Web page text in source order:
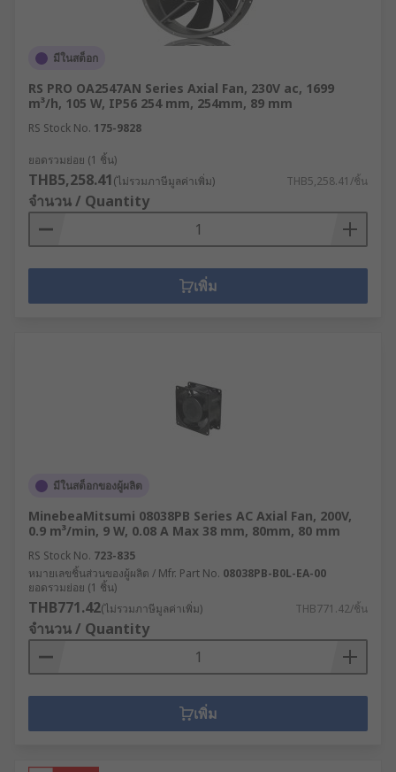
มีในสต็อก
RS PRO OA2547AN Series Axial Fan, 230V ac, 1699
m³/h, 105 W, IP56 254 mm, 254mm, 89 mm
RS Stock No. 175-9828
ยอดรวมย่อย (1 ชิ้น)
THB5,258.41(ไม่รวมภาษีมูลค่าเพิ่ม) THB5,258.41/ชิ้น
จำนวน / Quantity
เพิ่ม
มีในสต็อกของผู้ผลิต
MinebeaMitsumi 08038PB Series AC Axial Fan, 200V,
0.9 m³/min, 9 W, 0.08 A Max 38 mm, 80mm, 80 mm
RS Stock No. 723-835
หมายเลขชิ้นส่วนของผู้ผลิต / Mfr. Part No. 08038PB-B0L-EA-00
ยอดรวมย่อย (1 ชิ้น)
THB771.42(ไม่รวมภาษีมูลค่าเพิ่ม) THB771.42/ชิ้น
จำนวน / Quantity
เพิ่ม